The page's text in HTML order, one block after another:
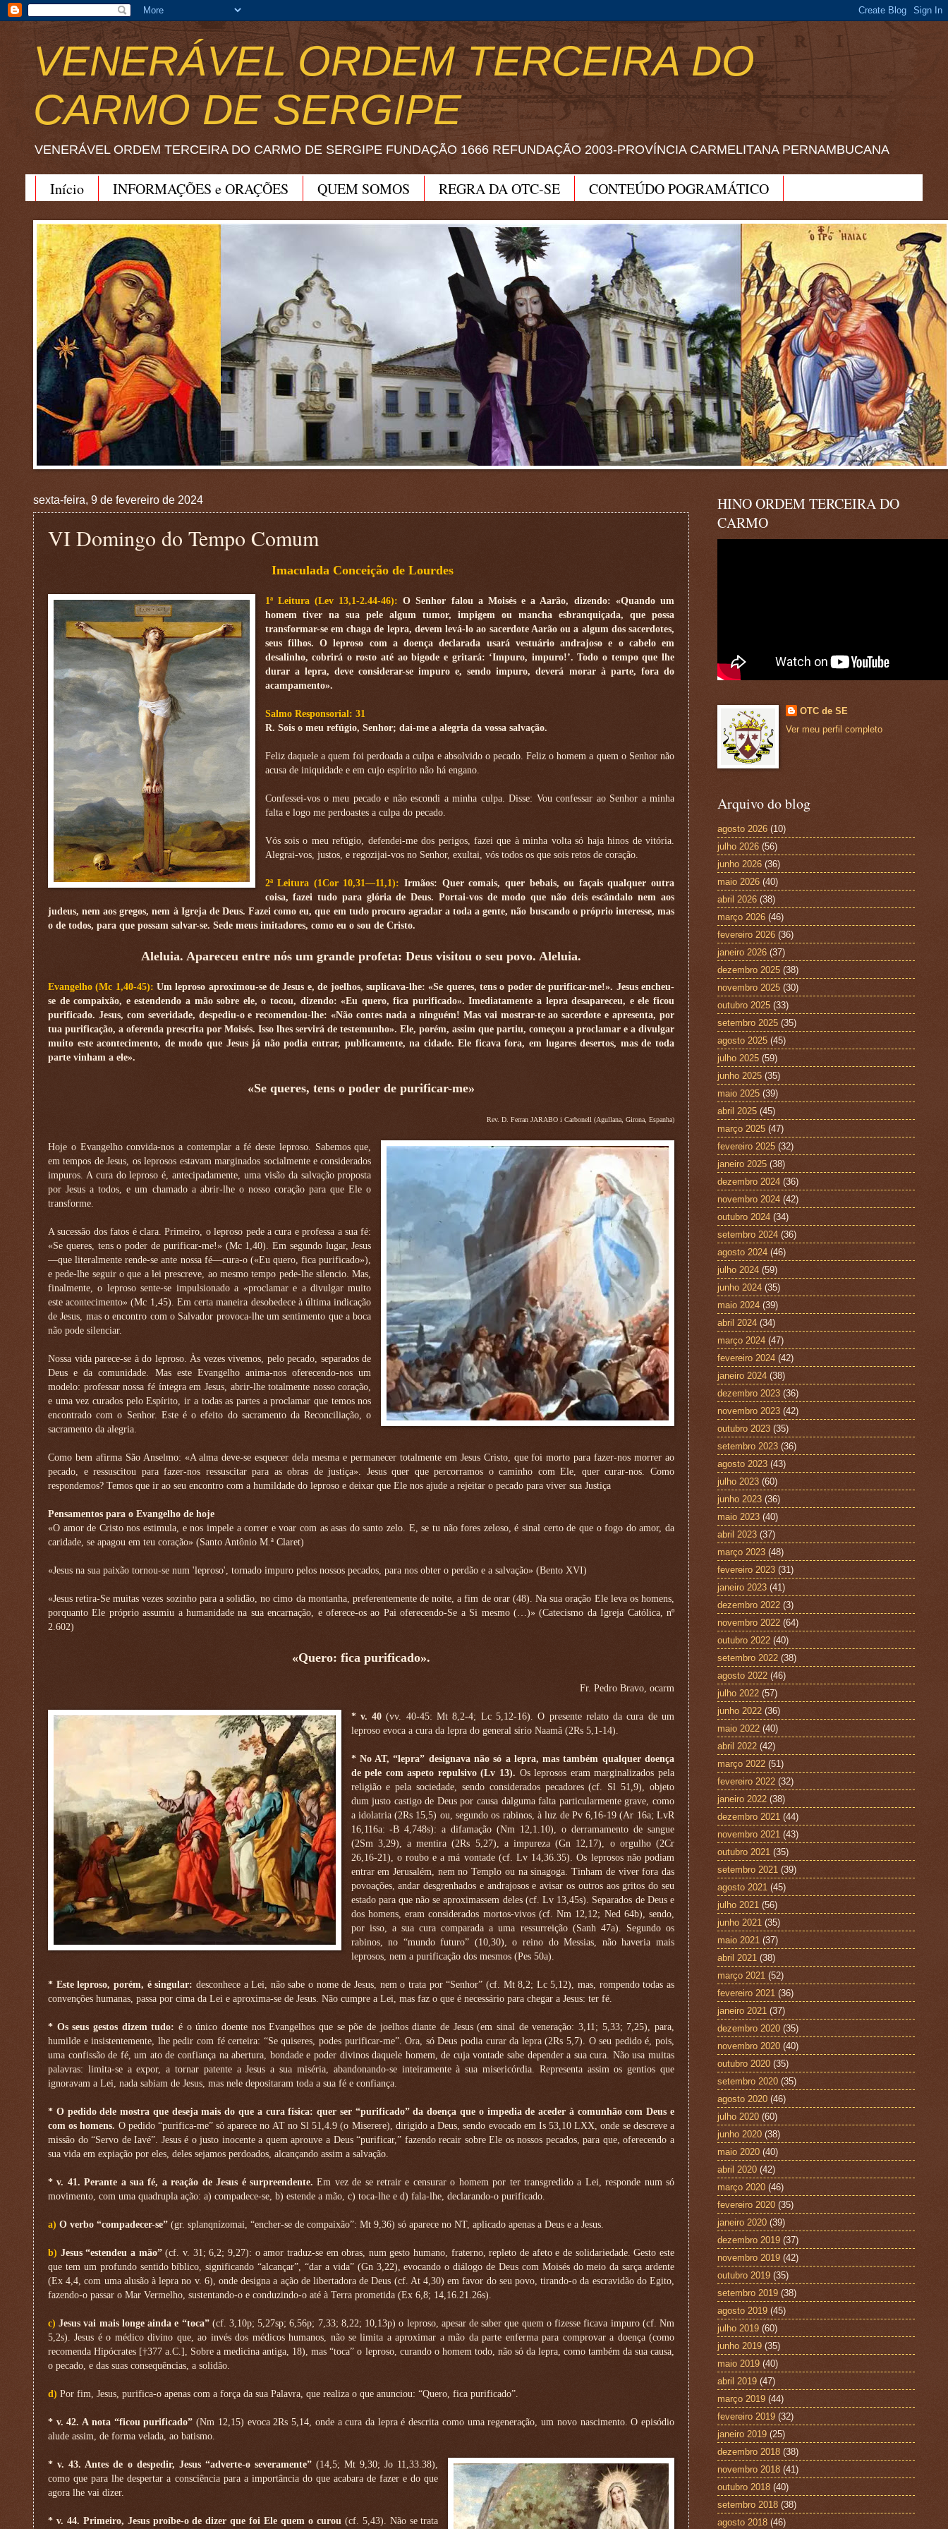
VENERÁVEL ORDEM TERCEIRA DO
CARMO DE SERGIPE
VENERÁVEL ORDEM TERCEIRA DO CARMO DE SERGIPE FUNDAÇÃO 1666 REFUNDAÇÃO 2003-PROVÍNCIA CARMELITANA PERNAMBUCANA
Início INFORMAÇÕES e ORAÇÕES QUEM SOMOS REGRA DA OTC-SE
CONTEÚDO POGRAMÁTICO
sexta-feira, 9 de fevereiro de 2024
VI Domingo do Tempo Comum
Imaculada Conceição de Lourdes
1ª Leitura (Lev 13,1-2.44-46):O Senhor falou a Moisés e a Aarão, dizendo: «Quando um
homem tiver na sua pele algum tumor, impigem ou mancha esbranquiçada, que possa
transformar-se em chaga de lepra, devem levá-lo ao sacerdote Aarão ou a algum dos sacerdotes,
seus filhos. O leproso com a doença declarada usará vestuário andrajoso e o cabelo em
desalinho, cobrirá o rosto até ao bigode e gritará: ‘Impuro, impuro!’. Todo o tempo que lhe
durar a lepra, deve considerar-se impuro e, sendo impuro, deverá morar à parte, fora do
acampamento».
Salmo Responsorial: 31
R. Sois o meu refúgio, Senhor; dai-me a alegria da vossa salvação.
Feliz daquele a quem foi perdoada a culpa e absolvido o pecado. Feliz o homem a quem o Senhor não
acusa de iniquidade e em cujo espírito não há engano.
Confessei-vos o meu pecado e não escondi a minha culpa. Disse: Vou confessar ao Senhor a minha
falta e logo me perdoastes a culpa do pecado.
Vós sois o meu refúgio, defendei-me dos perigos, fazei que à minha volta só haja hinos de vitória.
Alegrai-vos, justos, e regozijai-vos no Senhor, exultai, vós todos os que sois retos de coração.
2ª Leitura (1Cor 10,31—11,1):Irmãos: Quer comais, quer bebais, ou façais qualquer outra
coisa, fazei tudo para glória de Deus. Portai-vos de modo que não deis escândalo nem aos
judeus, nem aos gregos, nem à Igreja de Deus. Fazei como eu, que em tudo procuro agradar a toda a gente, não buscando o próprio interesse, mas
o de todos, para que possam salvar-se. Sede meus imitadores, como eu o sou de Cristo.
Aleluia. Apareceu entre nós um grande profeta: Deus visitou o seu povo. Aleluia.
Evangelho (Mc 1,40-45):Um leproso aproximou-se de Jesus e, de joelhos, suplicava-lhe: «Se queres, tens o poder de purificar-me!». Jesus encheu-
se de compaixão, e estendendo a mão sobre ele, o tocou, dizendo: «Eu quero, fica purificado». Imediatamente a lepra desapareceu, e ele ficou
purificado. Jesus, com severidade, despediu-o e recomendou-lhe: «Não contes nada a ninguém! Mas vai mostrar-te ao sacerdote e apresenta, por
tua purificação, a oferenda prescrita por Moisés. Isso lhes servirá de testemunho». Ele, porém, assim que partiu, começou a proclamar e a divulgar
muito este acontecimento, de modo que Jesus já não podia entrar, publicamente, na cidade. Ele ficava fora, em lugares desertos, mas de toda
parte vinham a ele».
«Se queres, tens o poder de purificar-me»
Rev. D. Ferran JARABO i Carbonell (Agullana, Girona, Espanha)
Hoje o Evangelho convida-nos a contemplar a fé deste leproso. Sabemos que,
em tempos de Jesus, os leprosos estavam marginados socialmente e considerados
impuros. A cura do leproso é, antecipadamente, uma visão da salvação proposta
por Jesus a todos, e um chamado a abrir-lhe o nosso coração para que Ele o
transforme.
A sucessão dos fatos é clara. Primeiro, o leproso pede a cura e professa a sua fé:
«Se queres, tens o poder de purificar-me!» (Mc 1,40). Em segundo lugar, Jesus
—que literalmente rende-se ante nossa fé—cura-o («Eu quero, fica purificado»),
e pede-lhe seguir o que a lei prescreve, ao mesmo tempo pede-lhe silencio. Mas,
finalmente, o leproso sente-se impulsionado a «proclamar e a divulgar muito
este acontecimento» (Mc 1,45). Em certa maneira desobedece à última indicação
de Jesus, mas o encontro com o Salvador provoca-lhe um sentimento que a boca
não pode silenciar.
Nossa vida parece-se à do leproso. Às vezes vivemos, pelo pecado, separados de
Deus e da comunidade. Mas este Evangelho anima-nos oferecendo-nos um
modelo: professar nossa fé íntegra em Jesus, abrir-lhe totalmente nosso coração,
e uma vez curados pelo Espírito, ir a todas as partes a proclamar que temos nos
encontrado com o Senhor. Este é o efeito do sacramento da Reconciliação, o
sacramento da alegria.
Como bem afirma São Anselmo: «A alma deve-se esquecer dela mesma e permanecer totalmente em Jesus Cristo, que foi morto para fazer-nos morrer ao
pecado, e ressuscitou para fazer-nos ressuscitar para as obras de justiça». Jesus quer que percorramos o caminho com Ele, quer curar-nos. Como
respondemos? Temos que ir ao seu encontro com a humildade do leproso e deixar que Ele nos ajude a rejeitar o pecado para viver sua Justiça
Pensamentos para o Evangelho de hoje
«O amor de Cristo nos estimula, e nos impele a correr e voar com as asas do santo zelo. E, se tu não fores zeloso, é sinal certo de que o fogo do amor, da
caridade, se apagou em teu coração» (Santo Antônio M.ª Claret)
«Jesus na sua paixão tornou-se num 'leproso', tornado impuro pelos nossos pecados, para nos obter o perdão e a salvação» (Bento XVI)
«Jesus retira-Se muitas vezes sozinho para a solidão, no cimo da montanha, preferentemente de noite, a fim de orar (48). Na sua oração Ele leva os homens,
porquanto Ele próprio assumiu a humanidade na sua encarnação, e oferece-os ao Pai oferecendo-Se a Si mesmo (…)» (Catecismo da Igreja Católica, nº
2.602)
«Quero: fica purificado».
Fr. Pedro Bravo, ocarm
* v. 40 (vv. 40-45: Mt 8,2-4; Lc 5,12-16). O presente relato da cura de um
leproso evoca a cura da lepra do general sírio Naamã (2Rs 5,1-14).
* No AT, “lepra” designava não só a lepra, mas também qualquer doença
de pele com aspeto repulsivo (Lv 13). Os leprosos eram marginalizados pela
religião e pela sociedade, sendo considerados pecadores (cf. Sl 51,9), objeto
dum justo castigo de Deus por causa dalguma falta particularmente grave, como
a idolatria (2Rs 15,5) ou, segundo os rabinos, à luz de Pv 6,16-19 (Ar 16a; LvR
16,116a: -B 4,748s): a difamação (Nm 12,1.10), o derramamento de sangue
(2Sm 3,29), a mentira (2Rs 5,27), a impureza (Gn 12,17), o orgulho (2Cr
26,16-21), o roubo e a má vontade (cf. Lv 14,36.35). Os leprosos não podiam
entrar em Jerusalém, nem no Templo ou na sinagoga. Tinham de viver fora das
povoações, andar desgrenhados e andrajosos e avisar os outros aos gritos do seu
estado para que não se aproximassem deles (cf. Lv 13,45s). Separados de Deus e
dos homens, eram considerados mortos-vivos (cf. Nm 12,12; Ned 64b), sendo,
por isso, a sua cura comparada a uma ressurreição (Sanh 47a). Segundo os
rabinos, no “mundo futuro” (10,30), o reino do Messias, não haveria mais
leprosos, nem a purificação dos mesmos (Pes 50a).
* Este leproso, porém, é singular: desconhece a Lei, não sabe o nome de Jesus, nem o trata por “Senhor” (cf. Mt 8,2; Lc 5,12), mas, rompendo todas as
convenções humanas, passa por cima da Lei e aproxima-se de Jesus. Não cumpre a Lei, mas faz o que é necessário para chegar a Jesus: ter fé.
* Os seus gestos dizem tudo: é o único doente nos Evangelhos que se põe de joelhos diante de Jesus (em sinal de veneração: 3,11; 5,33; 7,25), para,
humilde e insistentemente, lhe pedir com fé certeira: “Se quiseres, podes purificar-me”. Ora, só Deus podia curar da lepra (2Rs 5,7). O seu pedido é, pois,
uma confissão de fé, um ato de confiança na abertura, bondade e poder divinos daquele homem, de cuja vontade sabe depender a sua cura. Não usa muitas
palavras: limita-se a expor, a tornar patente a Jesus a sua miséria, abandonando-se inteiramente à sua misericórdia. Representa assim os gentios que
ignoravam a Lei, nada sabiam de Jesus, mas nele depositaram toda a sua fé e confiança.
* O pedido dele mostra que deseja mais do que a cura física: quer ser “purificado” da doença que o impedia de aceder à comunhão com Deus e
com os homens. O pedido “purifica-me” só aparece no AT no Sl 51,4.9 (o Miserere), dirigido a Deus, sendo evocado em Is 53,10 LXX, onde se descreve a
missão do “Servo de Iavé”. Jesus é o justo inocente a quem aprouve a Deus “purificar,” fazendo recair sobre Ele os nossos pecados, para que, oferecendo a
sua vida em expiação por eles, deles sejamos perdoados, alcançando assim a salvação.
* v. 41. Perante a sua fé, a reação de Jesus é surpreendente. Em vez de se retrair e censurar o homem por ter transgredido a Lei, responde num só
movimento, com uma quadrupla ação: a) compadece-se, b) estende a mão, c) toca-lhe e d) fala-lhe, declarando-o purificado.
a) O verbo “compadecer-se” (gr. splanqnízomai, “encher-se de compaixão”: Mt 9,36) só aparece no NT, aplicado apenas a Deus e a Jesus.
b) Jesus “estendeu a mão”(cf. v. 31; 6,2; 9,27): o amor traduz-se em obras, num gesto humano, fraterno, repleto de afeto e de solidariedade. Gesto este
que tem um profundo sentido bíblico, significando “alcançar”, “dar a vida” (Gn 3,22), evocando o diálogo de Deus com Moisés do meio da sarça ardente
(Ex 4,4, com uma alusão à lepra no v. 6), onde designa a ação de libertadora de Deus (cf. At 4,30) em favor do seu povo, tirando-o da escravidão do Egito,
fazendo-o passar o Mar Vermelho, sustentando-o e conduzindo-o até à Terra prometida (Ex 6,8; 14,16.21.26s).
c) Jesus vai mais longe ainda e “toca”(cf. 3,10p; 5,27sp; 6,56p; 7,33; 8,22; 10,13p) o leproso, apesar de saber que quem o fizesse ficava impuro (cf. Nm
5,2s). Jesus é o médico divino que, ao invés dos médicos humanos, não se limita a aproximar a mão da parte enferma para comprovar a doença (como
recomenda Hipócrates [†377 a.C.], Sobre a medicina antiga, 18), mas “toca” o leproso, curando o homem todo, não só da lepra, como também da sua causa,
o pecado, e das suas consequências, a solidão.
d) Por fim, Jesus, purifica-o apenas com a força da sua Palavra, que realiza o que anunciou: “Quero, fica purificado”.
* v. 42. A nota “ficou purificado” (Nm 12,15) evoca 2Rs 5,14, onde a cura da lepra é descrita como uma regeneração, um novo nascimento. O episódio
alude assim, de forma velada, ao batismo.
* v. 43. Antes de o despedir, Jesus “adverte-o severamente”(14,5; Mt 9,30; Jo 11,33.38),
como que para lhe despertar a consciência para a importância do que acabara de fazer e do que
agora lhe vai dizer.
* v. 44. Primeiro, Jesus proíbe-o de dizer que foi Ele quem o curou (cf. 5,43). Não se trata
HINO ORDEM TERCEIRA DO
CARMO
OTC de SE
Ver meu perfil completo
Arquivo do blog
agosto 2026 (10)
julho 2026 (56)
junho 2026 (36)
maio 2026 (40)
abril 2026 (38)
março 2026 (46)
fevereiro 2026 (36)
janeiro 2026 (37)
dezembro 2025 (38)
novembro 2025 (30)
outubro 2025 (33)
setembro 2025 (35)
agosto 2025 (45)
julho 2025 (59)
junho 2025 (35)
maio 2025 (39)
abril 2025 (45)
março 2025 (47)
fevereiro 2025 (32)
janeiro 2025 (38)
dezembro 2024 (36)
novembro 2024 (42)
outubro 2024 (34)
setembro 2024 (36)
agosto 2024 (46)
julho 2024 (59)
junho 2024 (35)
maio 2024 (39)
abril 2024 (34)
março 2024 (47)
fevereiro 2024 (42)
janeiro 2024 (38)
dezembro 2023 (36)
novembro 2023 (42)
outubro 2023 (35)
setembro 2023 (36)
agosto 2023 (43)
julho 2023 (60)
junho 2023 (36)
maio 2023 (40)
abril 2023 (37)
março 2023 (48)
fevereiro 2023 (31)
janeiro 2023 (41)
dezembro 2022 (3)
novembro 2022 (64)
outubro 2022 (40)
setembro 2022 (38)
agosto 2022 (46)
julho 2022 (57)
junho 2022 (36)
maio 2022 (40)
abril 2022 (42)
março 2022 (51)
fevereiro 2022 (32)
janeiro 2022 (38)
dezembro 2021 (44)
novembro 2021 (43)
outubro 2021 (35)
setembro 2021 (39)
agosto 2021 (45)
julho 2021 (56)
junho 2021 (35)
maio 2021 (37)
abril 2021 (38)
março 2021 (52)
fevereiro 2021 (36)
janeiro 2021 (37)
dezembro 2020 (35)
novembro 2020 (40)
outubro 2020 (35)
setembro 2020 (35)
agosto 2020 (46)
julho 2020 (60)
junho 2020 (38)
maio 2020 (40)
abril 2020 (42)
março 2020 (46)
fevereiro 2020 (35)
janeiro 2020 (39)
dezembro 2019 (37)
novembro 2019 (42)
outubro 2019 (35)
setembro 2019 (38)
agosto 2019 (45)
julho 2019 (60)
junho 2019 (35)
maio 2019 (40)
abril 2019 (47)
março 2019 (44)
fevereiro 2019 (32)
janeiro 2019 (25)
dezembro 2018 (38)
novembro 2018 (41)
outubro 2018 (40)
setembro 2018 (38)
agosto 2018 (46)